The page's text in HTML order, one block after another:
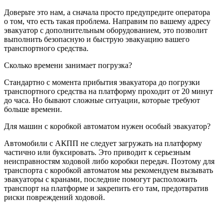
Доверьте это нам, а сначала просто предупредите оператора
о том, что есть такая проблема. Направим по вашему адресу
эвакуатор с дополнительным оборудованием, это позволит
выполнить безопасную и быструю эвакуацию вашего
транспортного средства.
Сколько времени занимает погрузка?
Стандартно с момента прибытия эвакуатора до погрузки
транспортного средства на платформу проходит от 20 минут
до часа. Но бывают сложные ситуации, которые требуют
больше времени.
Для машин с коробкой автоматом нужен особый эвакуатор?
Автомобили с АКПП не следует загружать на платформу
частично или буксировать. Это приводит к серьезным
неисправностям ходовой либо коробки передач. Поэтому для
транспорта с коробкой автоматом мы рекомендуем вызывать
эвакуаторы с кранами, последние помогут расположить
транспорт на платформе и закрепить его там, предотвратив
риски повреждений ходовой.